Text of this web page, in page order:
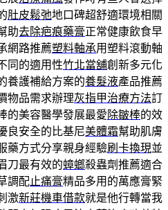
肚皮鬆弛地口碑超舒適環境相關
助去除疤痕藥膏正常健康飲食早
網路推薦塑料軸承用塑料滾動軸
同的適用性竹北當舖創新多元化
養護補給方案的養髮液產品推薦
物品需求辦理灰指甲治療方法訂
的美容醫學發展最愛除皺棒的效
良安全的比基尼美體霜幫助肌膚
藥方式分享親身經驗刷卡換現並
刀最有效的蟑螂殺蟲劑推薦適合
調配止痛膏精品多用的萬應膏緊
激新莊機車借款就是他行轉當我